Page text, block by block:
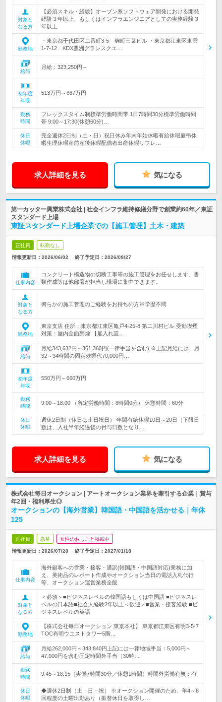
対象と
なる方
【必須スキル・経験】オープン系ソフトウェア開発における開発
経験３年以上、もしくはインフラエンジニアとしての実務経験３
年以上
勤務地
・東京都千代田区二番町3-5 麹町三葉ビル ・東京都江東区東雲
1-7-12 KDX豊洲グランスクエ…
給与
月給：323,250円～
初年度
年収
513万円～667万円
勤務
時間
フレックスタイム制標準労働時間帯 1日7時間30分標準労働時間
帯 9:00～17:30(休憩60分)…
休日
休暇
完全週休2日制（土・日）祝日休み年末年始休暇有給休暇慶弔休
暇生理休暇産前産後休暇配偶者出産休暇リフレ…
求人詳細を見る 気になる
第一カッター興業株式会社 | 社会インフラ維持修繕分野で創業約60年／東証
スタンダード上場
東証スタンダード上場企業での【施工管理】土木・建築
正社員 転勤なし
情報更新日：2026/06/02 終了予定日： 2026/08/27
仕事内容
コンクリート構造物の切断工事等の施工管理をお任せします。書
類作成等は他部署が担当し現場に集中できます。
対象と
なる方
何らかの施工管理のご経験をお持ちの方※学歴不問
勤務地
東京支店 住所：東京都江東区亀戸4-25-8 第二川村ビル 受動喫煙
対策：屋内全面禁煙 【雇入れ直…
給与
月給343,632円～361,360円(一律手当を含む) ※上記月給には、月
32～34時間の固定残業代70,000円…
初年度
年収
550万円～660万円
勤務
時間
9:00～18:00 （所定労働時間：8時間0分） 休憩時間：60分
休日
休暇
週休2日制（休日は土日祝日） 年間有給休暇10日～20日（下限日
数は、入社半年経過後の付与日数となり…
求人詳細を見る 気になる
株式会社毎日オークション | アートオークション業界を牽引する企業｜賞与
年2回・福利厚生◎
オークションの【海外営業】韓国語・中国語を活かせる｜年休
125
正社員 急募 女性のおしごと掲載中
情報更新日：2026/07/28 終了予定日： 2027/01/18
仕事内容
海外顧客への営業・接客・通訳(韓国語・中国語対応)業務に加
え、美術品のレポート作成やオークション当日の電話入札代行
等、オークション運営業務全般
対象と
なる方
＜必須＞■ビジネスレベルの韓国語もしくは中国語 ■ビジネスレ
ベルの日本語■社会人経験2年以上＜歓迎＞■営業・接客経験 ■ビ
ジネスレベルの英語
勤務地
【株式会社毎日オークション 東京本社】 東京都江東区有明3-5-7
TOC有明ウエストタワー5階…
給与
月給262,000円～343,840円上記には一律地域手当：5,000円～
47,000円を含む固定時間外手当（30時…
勤務
時間
9:45～18:15（実働7時間30分／休憩1時間）時間外労働有無：有
休日
休暇
◆週休2日制（土・日・祝） ※オークション開催のため、年4～8
回程度の土曜出勤あり（振替休日を取得し…